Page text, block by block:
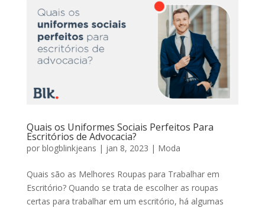
Quais os Uniformes Sociais Perfeitos Para
Escritórios de Advocacia?
por blogblinkjeans | jan 8, 2023 | Moda
Quais são as Melhores Roupas para Trabalhar em
Escritório? Quando se trata de escolher as roupas
certas para trabalhar em um escritório, há algumas